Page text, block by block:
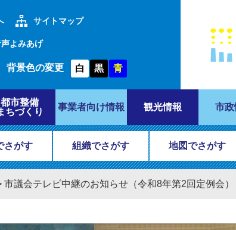
サイトマップ
よみあげ
背景色の変更 白 黒 青
都市整備
ちづくり
事業者向け情報 観光情報 市政
さがす 組織でさがす 地図でさがす
市議会テレビ中継のお知らせ（令和8年第2回定例会）